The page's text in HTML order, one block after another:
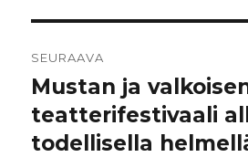
SEURAAVA
Seuraava
artikkeli:
Mustan ja
teatterifestivaali
todellisella